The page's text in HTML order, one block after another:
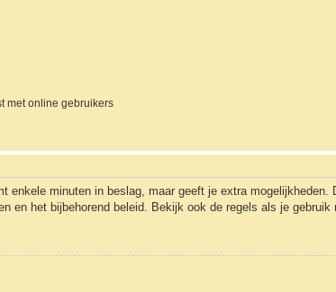
met online gebruikers
minuten in beslag, maar geeft je extra
en het bijbehorend beleid. Bekijk ook de regels als je gebruik